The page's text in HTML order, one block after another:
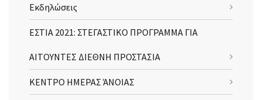
Εκδηλώσεις
ΕΣΤΙΑ 2021: ΣΤΕΓΑΣΤΙΚΟ ΠΡΟΓΡΑΜΜΑ ΓΙΑ
ΑΙΤΟΥΝΤΕΣ ΔΙΕΘΝΗ ΠΡΟΣΤΑΣΙΑ
ΚΕΝΤΡΟ ΗΜΕΡΑΣ ΆΝΟΙΑΣ